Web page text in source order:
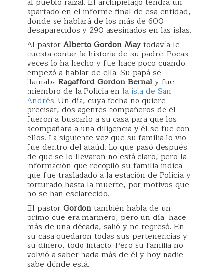
apartado en el informe final de esa entidad,
donde se hablará de los más de 600
desaparecidos y 290 asesinados en las islas.
Al pastorAlberto Gordon Maytodavía le
cuesta contar la historia de su padre. Pocas
veces lo ha hecho y fue hace poco cuando
empezó a hablar de ella. Su papá se
llamabaRagafford Gordon Bernaly fue
miembro de la Policía en la isla de San
Andrés. Un día, cuya fecha no quiere
precisar, dos agentes compañeros de él
fueron a buscarlo a su casa para que los
acompañara a una diligencia y él se fue con
ellos. La siguiente vez que su familia lo vio
fue dentro del ataúd. Lo que pasó después
de que se lo llevaron no está claro, pero la
información que recopiló su familia indica
que fue trasladado a la estación de Policía y
torturado hasta la muerte, por motivos que
no se han esclarecido.
El pastorGordontambién habla de un
primo que era marinero, pero un día, hace
más de una década, salió y no regresó. En
su casa quedaron todas sus pertenencias y
su dinero, todo intacto. Pero su familia no
volvió a saber nada más de él y hoy nadie
sabe dónde está.